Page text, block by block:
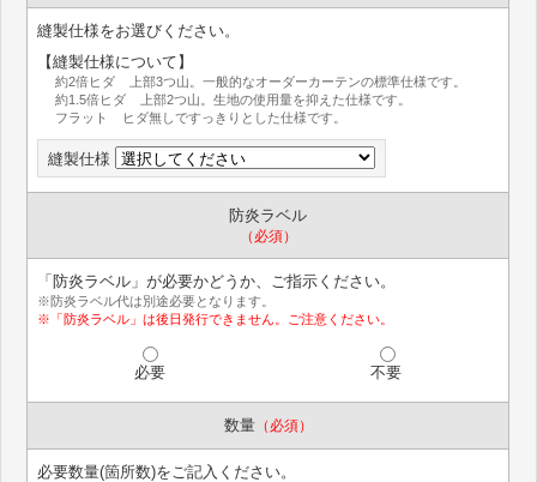
縫製仕様をお選びください。
【縫製仕様について】
約2倍ヒダ 上部3つ山。一般的なオーダーカーテンの標準仕様です。
約1.5倍ヒダ 上部2つ山。生地の使用量を抑えた仕様です。
フラット ヒダ無しですっきりとした仕様です。
縫製仕様
防炎ラベル
（必須）
「防炎ラベル」が必要かどうか、ご指示ください。
※防炎ラベル代は別途必要となります。
※「防炎ラベル」は後日発行できません。ご注意ください。
必要 不要
数量（必須）
必要数量(箇所数)をご記入ください。